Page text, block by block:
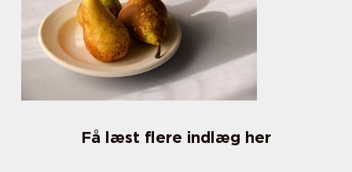
Få læst flere indlæg her